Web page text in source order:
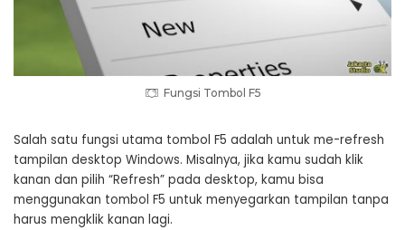
Fungsi Tombol F5
Salah satu fungsi utama tombol F5 adalah untuk me-refresh
tampilan desktop Windows. Misalnya, jika kamu sudah klik
kanan dan pilih “Refresh” pada desktop, kamu bisa
menggunakan tombol F5 untuk menyegarkan tampilan tanpa
harus mengklik kanan lagi.